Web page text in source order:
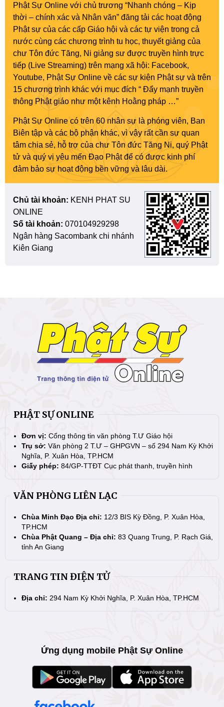
Phật Sự Online với chủ trương “Nhanh chóng – Kịp
thời – chính xác và Nhân văn” đăng tải các hoạt động
Phật sự của các cấp Giáo hội và các tự viện trong cả
nước cùng các chương trình tu học, thuyết giảng của
chư Tôn đức Tăng, Ni giảng sư được truyền hình trực
tiếp (Live Streaming) trên mạng xã hội: Facebook,
Youtube, Phật Sự Online về các sự kiện Phật sự và trên
15 chương trình khác với mục đích “ Đẩy mạnh truyền
thông Phật giáo như một kênh Hoằng pháp …”
Phật Sự Online có trên 60 nhân sự là phóng viên, Ban
Biên tập và các bộ phận khác, vì vậy rất cần sự quan
tâm chia sẻ, hỗ trợ của chư Tôn đức Tăng Ni, quý Phật
tử và quý vị yêu mến Đạo Phật để có được kinh phí
đảm bảo sự hoạt động bền vững và lâu dài.
Chủ tài khoản: KENH PHAT SU
ONLINE
Số tài khoản: 070104929298
Ngân hàng Sacombank chi nhánh
Kiên Giang
PHẬT SỰ ONLINE
Đơn vị: Cổng thông tin văn phòng T.Ư Giáo hội
Trụ sở: Văn phòng 2 T.Ư – GHPGVN – số 294 Nam Kỳ Khởi
Nghĩa, P. Xuân Hòa, TP.HCM
Giấy phép: 84/GP-TTĐT Cục phát thanh, truyền hình
VĂN PHÒNG LIÊN LẠC
Chùa Minh Đạo Địa chỉ: 12/3 BIS Kỳ Đồng, P. Xuân Hòa,
TP.HCM
Chùa Phật Quang – Địa chỉ: 83 Quang Trung, P. Rạch Giá,
tỉnh An Giang
TRANG TIN ĐIỆN TỬ
Địa chỉ: 294 Nam Kỳ Khởi Nghĩa, P. Xuân Hòa, TP.HCM
Ứng dụng mobile Phật Sự Online